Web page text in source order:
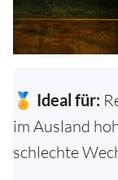
🏅 Ideal für:
im Ausland
schlechte